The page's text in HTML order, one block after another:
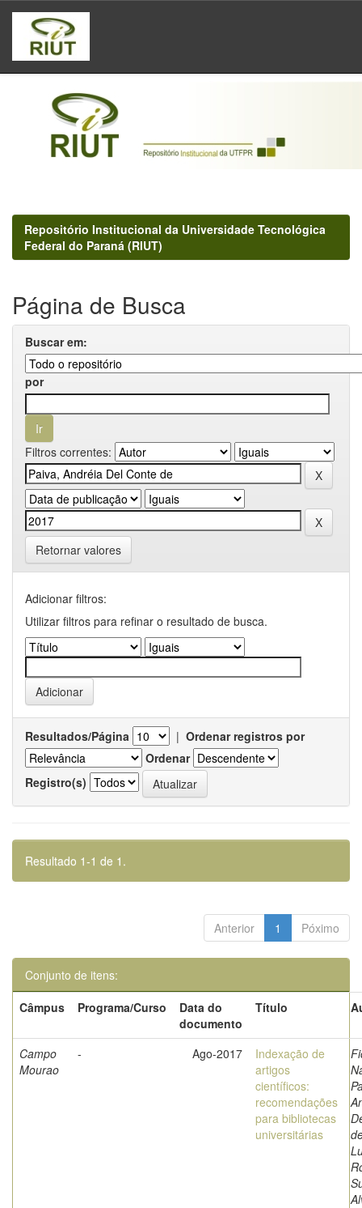
Skip
navigation
Repositório Institucional da Universidade Tecnológica
Federal do Paraná (RIUT)
Página de Busca
Buscar em:
por
Filtros correntes:
Retornar valores
Adicionar filtros:
Utilizar filtros para refinar o resultado de busca.
Resultados/Página | Ordenar registros por
Ordenar
Registro(s)
Resultado 1-1 de 1.
Anterior 1 Póximo
Conjunto de itens:
Câmpus
Programa/Curso
Data do
documento
Título
Campo
Mourao
- Ago-2017
Indexação de
artigos
científicos:
recomendações
para bibliotecas
universitárias